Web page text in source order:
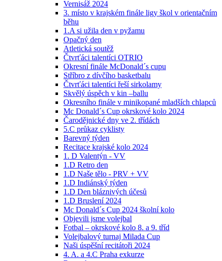
Vernisáž 2024
3. místo v krajském finále ligy škol v orientačním
běhu
1.A si užila den v pyžamu
Opačný den
Atletická soutěž
Čtvrťáci talentíci OTRIO
Okresní finále McDonald´s cupu
Stříbro z dívčího basketbalu
Čtvrťáci talentíci řeší sirkolamy
Skvělý úspěch v kin –ballu
Okresního finále v minikopané mladších chlapců
Mc Donald´s Cup okrskové kolo 2024
Čarodějnické dny ve 2. třídách
5.C průkaz cyklisty
Barevný týden
Recitace krajské kolo 2024
1. D Valentýn - VV
1.D Retro den
1.D Naše tělo - PRV + VV
1.D Indiánský týden
1.D Den bláznivých účesů
1.D Bruslení 2024
Mc Donald´s Cup 2024 školní kolo
Objevili jsme volejbal
Fotbal – okrskové kolo 8. a 9. tříd
Volejbalový turnaj Milada Cup
Naši úspěšní recitátoři 2024
4. A. a 4.C Praha exkurze